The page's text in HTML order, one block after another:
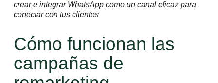
crear e integrar WhatsApp como un canal eficaz para
conectar con tus clientes
Cómo funcionan las
campañas de